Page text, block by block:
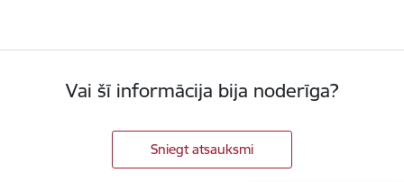
Vai šī informācija bija noderīga?
Sniegt atsauksmi